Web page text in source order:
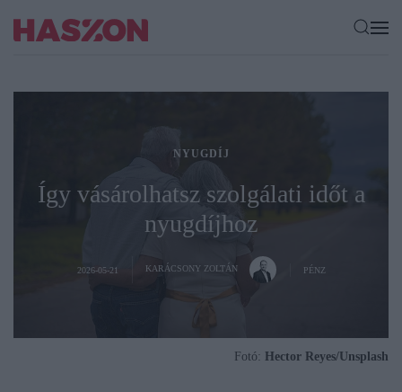
NYUGDÍJ
Így vásárolhatsz szolgálati időt a
nyugdíjhoz
2026-05-21 KARÁCSONY ZOLTÁN PÉNZ
Fotó: Hector Reyes/Unsplash